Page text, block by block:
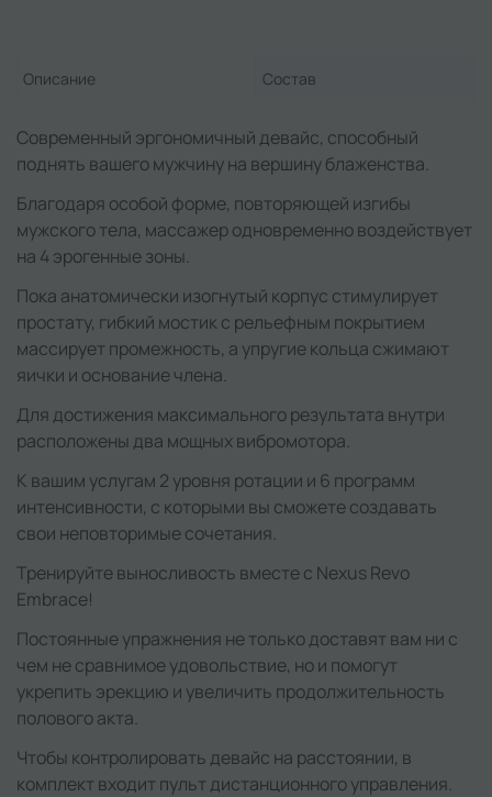
Описание Состав
Современный эргономичный девайс, способный
поднять вашего мужчину на вершину блаженства.
Благодаря особой форме, повторяющей изгибы
мужского тела, массажер одновременно воздействует
на 4 эрогенные зоны.
Пока анатомически изогнутый корпус стимулирует
простату, гибкий мостик с рельефным покрытием
массирует промежность, а упругие кольца сжимают
яички и основание члена.
Для достижения максимального результата внутри
расположены два мощных вибромотора.
К вашим услугам 2 уровня ротации и 6 программ
интенсивности, с которыми вы сможете создавать
свои неповторимые сочетания.
Тренируйте выносливость вместе с Nexus Revo
Embrace!
Постоянные упражнения не только доставят вам ни с
чем не сравнимое удовольствие, но и помогут
укрепить эрекцию и увеличить продолжительность
полового акта.
Чтобы контролировать девайс на расстоянии, в
комплект входит пульт дистанционного управления.